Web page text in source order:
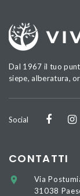
Dal 1967 il tuo
siepe, alberatura,
Social
CONTATTI
Via
31038